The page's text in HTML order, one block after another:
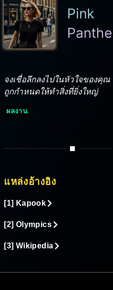
Pink
จงเชื่อลึกลงไปในหัวใจของคุ
ถูกกำหนดให้ทำสิ่งที่ยิ่งใหญ่
ผลงาน
แหล่งอ้างอิง
[1] Kapook
[2] Olympics
[3] Wikipedia